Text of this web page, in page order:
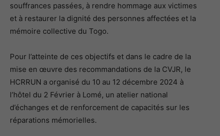
souffrances passées, à rendre hommage aux victimes
et à restaurer la dignité des personnes affectées et la
mémoire collective du Togo.
Pour l’atteinte de ces objectifs et dans le cadre de la
mise en œuvre des recommandations de la CVJR, le
HCRRUN a organisé du 10 au 12 décembre 2024 à
l’hôtel du 2 Février à Lomé, un atelier national
d’échanges et de renforcement de capacités sur les
réparations mémorielles.